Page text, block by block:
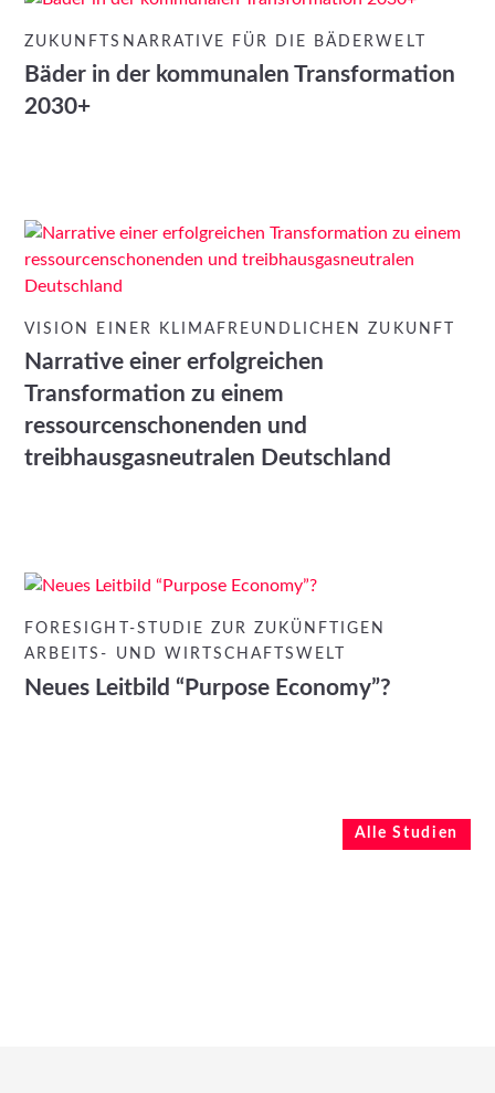
ZUKUNFTSNARRATIVE FÜR DIE BÄDERWELT
Bäder in der kommunalen Transformation
2030+
VISION EINER KLIMAFREUNDLICHEN ZUKUNFT
Narrative einer erfolgreichen
Transformation zu einem
ressourcenschonenden und
treibhausgasneutralen Deutschland
FORESIGHT-STUDIE ZUR ZUKÜNFTIGEN
ARBEITS- UND WIRTSCHAFTSWELT
Neues Leitbild “Purpose Economy”?
Alle Studien